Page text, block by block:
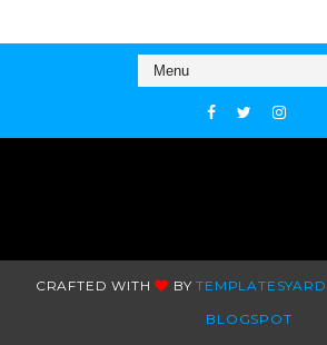
CRAFTED WITH BYTEMPLATESYARD
BLOGSPOT